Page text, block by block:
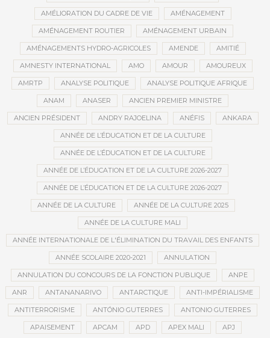
AMÉLIORATION DU CADRE DE VIE AMÉNAGEMENT
AMÉNAGEMENT ROUTIER AMÉNAGEMENT URBAIN
AMÉNAGEMENTS HYDRO-AGRICOLES AMENDE AMITIÉ
AMNESTY INTERNATIONAL AMO AMOUR AMOUREUX
AMRTP ANALYSE POLITIQUE ANALYSE POLITIQUE AFRIQUE
ANAM ANASER ANCIEN PREMIER MINISTRE
ANCIEN PRÉSIDENT ANDRY RAJOELINA ANÉFIS ANKARA
ANNÉE DE L’ÉDUCATION ET DE LA CULTURE
ANNÉE DE L’ÉDUCATION ET DE LA CULTURE
ANNÉE DE L’ÉDUCATION ET DE LA CULTURE 2026-2027
ANNÉE DE L’ÉDUCATION ET DE LA CULTURE 2026-2027
ANNÉE DE LA CULTURE ANNÉE DE LA CULTURE 2025
ANNÉE DE LA CULTURE MALI
ANNÉE INTERNATIONALE DE L'ÉLIMINATION DU TRAVAIL DES ENFANTS
ANNÉE SCOLAIRE 2020-2021 ANNULATION
ANNULATION DU CONCOURS DE LA FONCTION PUBLIQUE ANPE
ANR ANTANANARIVO ANTARCTIQUE ANTI-IMPÉRIALISME
ANTITERRORISME ANTÓNIO GUTERRES ANTONIO GUTERRES
APAISEMENT APCAM APD APEX MALI APJ